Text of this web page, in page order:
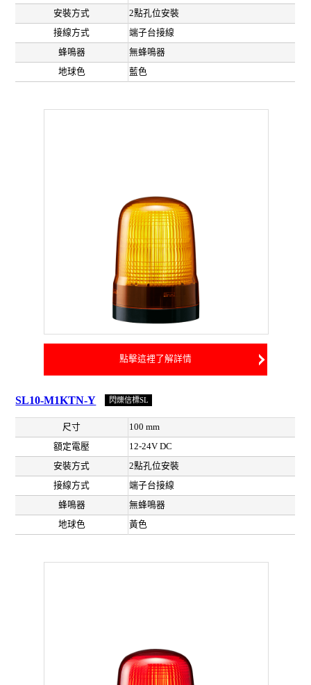
安裝方式
2點孔位安裝
接線方式
端子台接線
蜂鳴器
無蜂鳴器
地球色
藍色
點擊這裡了解詳情
SL10-M1KTN-Y 閃爍信標SL
尺寸
100 mm
額定電壓
12-24V DC
安裝方式
2點孔位安裝
接線方式
端子台接線
蜂鳴器
無蜂鳴器
地球色
黃色